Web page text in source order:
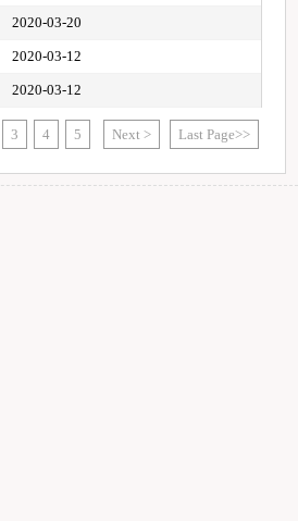
2020-03-20
2020-03-12
2020-03-12
3 4 5 Next > Last Page>>